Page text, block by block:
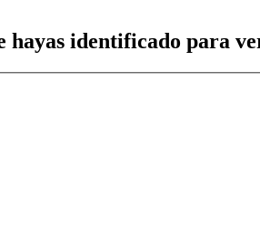
hayas identificado para